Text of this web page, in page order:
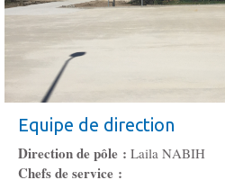
Conseil d’administration
Le siège
Son équipe
Equipe de direction
Direction de pôle : Laila NABIH
Chefs de service :